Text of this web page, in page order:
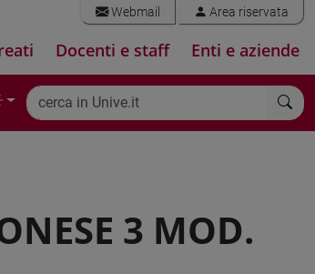
Webmail Area riservata
Docenti e staff Enti e aziende
3 MOD.